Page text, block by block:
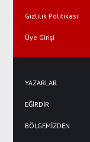
Gizlilik Politikası
Üye Girişi
YAZARLAR
EĞİRDİR
BÖLGEMİZDEN